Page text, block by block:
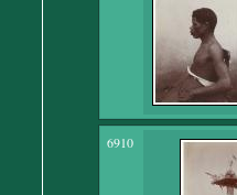
6910